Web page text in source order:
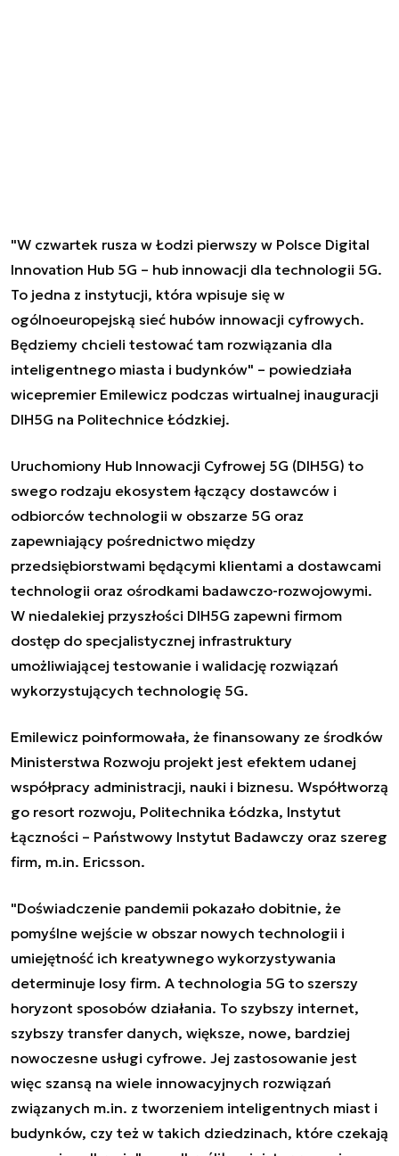
"W czwartek rusza w Łodzi pierwszy w Polsce Digital
Innovation Hub 5G – hub innowacji dla technologii 5G.
To jedna z instytucji, która wpisuje się w
ogólnoeuropejską sieć hubów innowacji cyfrowych.
Będziemy chcieli testować tam rozwiązania dla
inteligentnego miasta i budynków" – powiedziała
wicepremier Emilewicz podczas wirtualnej inauguracji
DIH5G na Politechnice Łódzkiej.
Uruchomiony Hub Innowacji Cyfrowej 5G (DIH5G) to
swego rodzaju ekosystem łączący dostawców i
odbiorców technologii w obszarze 5G oraz
zapewniający pośrednictwo między
przedsiębiorstwami będącymi klientami a dostawcami
technologii oraz ośrodkami badawczo-rozwojowymi.
W niedalekiej przyszłości DIH5G zapewni firmom
dostęp do specjalistycznej infrastruktury
umożliwiającej testowanie i walidację rozwiązań
wykorzystujących technologię 5G.
Emilewicz poinformowała, że finansowany ze środków
Ministerstwa Rozwoju projekt jest efektem udanej
współpracy administracji, nauki i biznesu. Współtworzą
go resort rozwoju, Politechnika Łódzka, Instytut
Łączności – Państwowy Instytut Badawczy oraz szereg
firm, m.in. Ericsson.
"Doświadczenie pandemii pokazało dobitnie, że
pomyślne wejście w obszar nowych technologii i
umiejętność ich kreatywnego wykorzystywania
determinuje losy firm. A technologia 5G to szerszy
horyzont sposobów działania. To szybszy internet,
szybszy transfer danych, większe, nowe, bardziej
nowoczesne usługi cyfrowe. Jej zastosowanie jest
więc szansą na wiele innowacyjnych rozwiązań
związanych m.in. z tworzeniem inteligentnych miast i
budynków, czy też w takich dziedzinach, które czekają